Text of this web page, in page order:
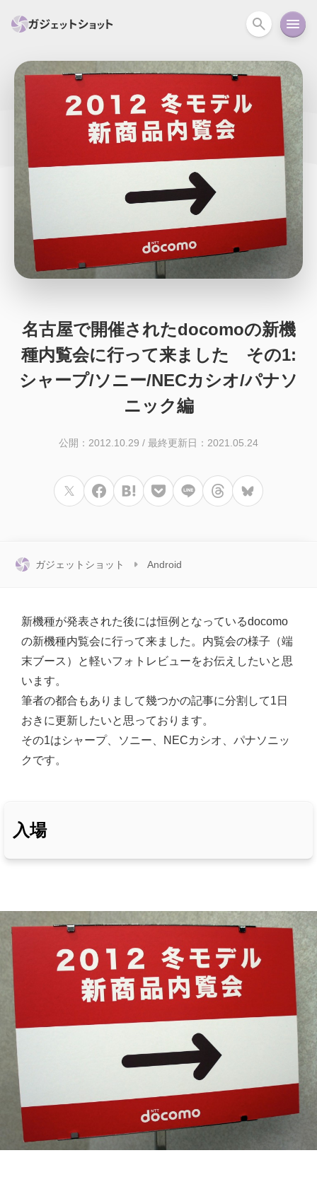
スマホ PC関連 カメラ ウェアラ
セール情報 カメラ
回線 Android
ガイド 周辺機器
名古屋で開催されたdocomoの新機
種内覧会に行って来ました その1:
シャープ/ソニー/NECカシオ/パナソ
ニック編
公開：2012.10.29 / 最終更新日：2021.05.24
ガジェットショット Android
新機種が発表された後には恒例となっているdocomo
の新機種内覧会に行って来ました。内覧会の様子（端
末ブース）と軽いフォトレビューをお伝えしたいと思
います。
筆者の都合もありまして幾つかの記事に分割して1日
おきに更新したいと思っております。
その1はシャープ、ソニー、NECカシオ、パナソニッ
クです。
入場